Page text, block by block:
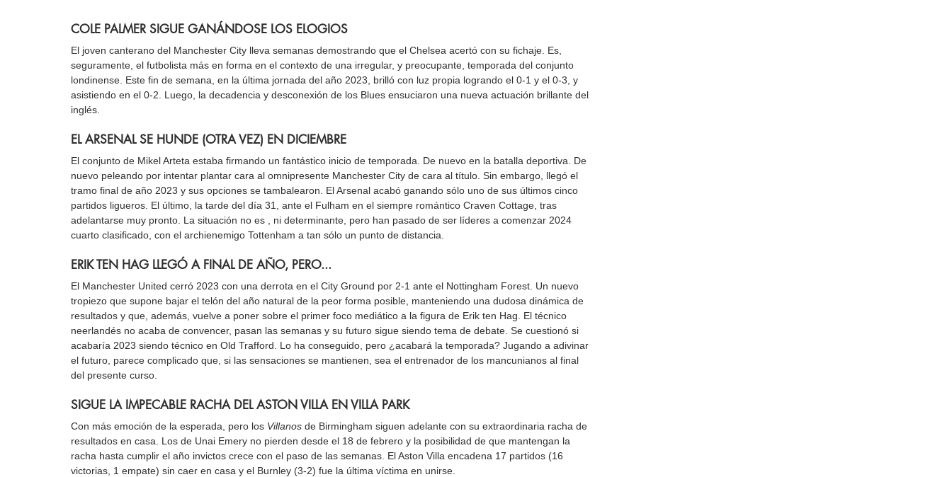
COLE PALMER SIGUE GANÁNDOSE LOS ELOGIOS
El joven canterano del Manchester City lleva semanas demostrando que el Chelsea acertó con su fichaje. Es,
seguramente, el futbolista más en forma en el contexto de una irregular, y preocupante, temporada del conjunto
londinense. Este fin de semana, en la última jornada del año 2023, brilló con luz propia logrando el 0-1 y el 0-3, y
asistiendo en el 0-2. Luego, la decadencia y desconexión de los Blues ensuciaron una nueva actuación brillante del
inglés.
EL ARSENAL SE HUNDE (OTRA VEZ) EN DICIEMBRE
El conjunto de Mikel Arteta estaba firmando un fantástico inicio de temporada. De nuevo en la batalla deportiva. De
nuevo peleando por intentar plantar cara al omnipresente Manchester City de cara al título. Sin embargo, llegó el
tramo final de año 2023 y sus opciones se tambalearon. El Arsenal acabó ganando sólo uno de sus últimos cinco
partidos ligueros. El último, la tarde del día 31, ante el Fulham en el siempre romántico Craven Cottage, tras
adelantarse muy pronto. La situación no es , ni determinante, pero han pasado de ser líderes a comenzar 2024
cuarto clasificado, con el archienemigo Tottenham a tan sólo un punto de distancia.
ERIK TEN HAG LLEGÓ A FINAL DE AÑO, PERO...
El Manchester United cerró 2023 con una derrota en el City Ground por 2-1 ante el Nottingham Forest. Un nuevo
tropiezo que supone bajar el telón del año natural de la peor forma posible, manteniendo una dudosa dinámica de
resultados y que, además, vuelve a poner sobre el primer foco mediático a la figura de Erik ten Hag. El técnico
neerlandés no acaba de convencer, pasan las semanas y su futuro sigue siendo tema de debate. Se cuestionó si
acabaría 2023 siendo técnico en Old Trafford. Lo ha conseguido, pero ¿acabará la temporada? Jugando a adivinar
el futuro, parece complicado que, si las sensaciones se mantienen, sea el entrenador de los mancunianos al final
del presente curso.
SIGUE LA IMPECABLE RACHA DEL ASTON VILLA EN VILLA PARK
Con más emoción de la esperada, pero los Villanos de Birmingham siguen adelante con su extraordinaria racha de
resultados en casa. Los de Unai Emery no pierden desde el 18 de febrero y la posibilidad de que mantengan la
racha hasta cumplir el año invictos crece con el paso de las semanas. El Aston Villa encadena 17 partidos (16
victorias, 1 empate) sin caer en casa y el Burnley (3-2) fue la última víctima en unirse.